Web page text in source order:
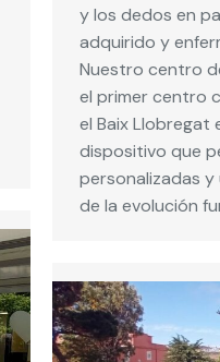
y los dedos en
adquirido y
Nuestro centro
el primer centro
el Baix Llobregat
dispositivo que
personalizadas
de la evolución